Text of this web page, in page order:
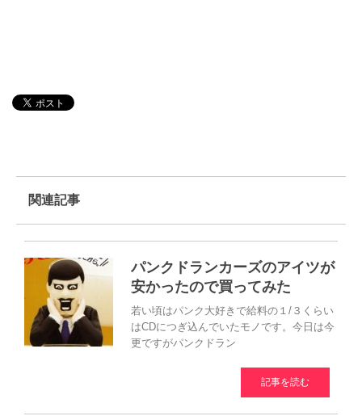
関連記事
パンクドランカーズのアイツが
安かったので買ってみた
若い頃はパンク大好きで給料の１/３くらい
はCDにつぎ込んでいたモノです。今日は今
更ですがパンクドラン
記事を読む